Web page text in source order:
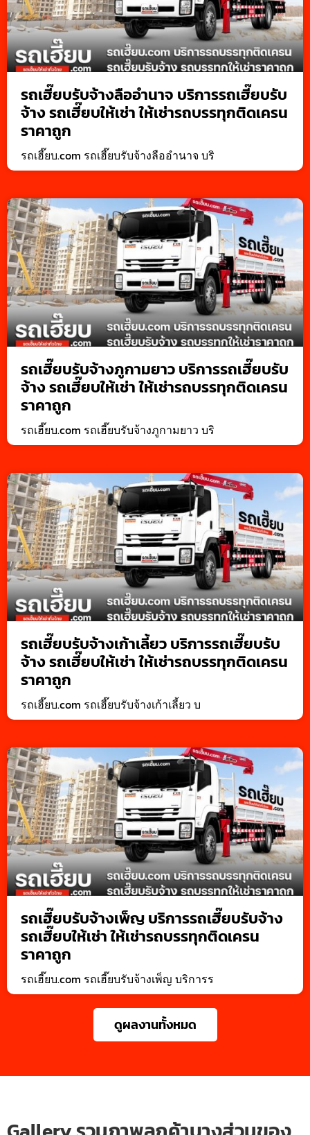
รถเฮี๊ยบรับจ้างลืออำนาจ บริการรถเฮี๊ยบรับ
จ้าง รถเฮี๊ยบให้เช่า ให้เช่ารถบรรทุกติดเครน
ราคาถูก
รถเฮี๊ยบ.com รถเฮี๊ยบรับจ้างลืออำนาจ บริ
รถเฮี๊ยบรับจ้างภูกามยาว บริการรถเฮี๊ยบรับ
จ้าง รถเฮี๊ยบให้เช่า ให้เช่ารถบรรทุกติดเครน
ราคาถูก
รถเฮี๊ยบ.com รถเฮี๊ยบรับจ้างภูกามยาว บริ
รถเฮี๊ยบรับจ้างเก้าเลี้ยว บริการรถเฮี๊ยบรับ
จ้าง รถเฮี๊ยบให้เช่า ให้เช่ารถบรรทุกติดเครน
ราคาถูก
รถเฮี๊ยบ.com รถเฮี๊ยบรับจ้างเก้าเลี้ยว บ
รถเฮี๊ยบรับจ้างเพ็ญ บริการรถเฮี๊ยบรับจ้าง
รถเฮี๊ยบให้เช่า ให้เช่ารถบรรทุกติดเครน
ราคาถูก
รถเฮี๊ยบ.com รถเฮี๊ยบรับจ้างเพ็ญ บริการร
ดูผลงานทั้งหมด